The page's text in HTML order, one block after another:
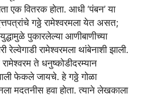
एक वितरक होता. आधी ‘पंबन’ या
गठ्ठे रामेश्वरमला येत असत;
पुकारलेल्या आणीबाणीच्या
रेल्वेगाडी रामेश्वरमला थांबेनाशी झाली.
ते धनुष्कोडीदरम्यान
फेकले जायचे. हे गठ्ठे गोळा
मदतनीस हवा होता. त्याने लेखकाला